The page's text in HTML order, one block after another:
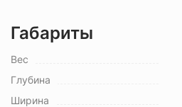
Габариты
Вес
Глубина
Ширина